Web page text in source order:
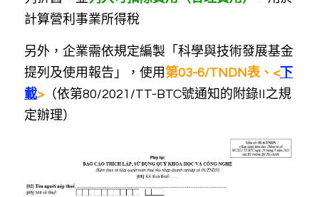
計算營利事業所得稅
另外，企業需依規定編製「科學與技術發展基金
提列及使用報告」，使用第03-6/TNDN表、<下
載>（依第80/2021/TT-BTC號通知的附錄II之規
定辦理）